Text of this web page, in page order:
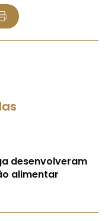
desenvolveram
alimentar